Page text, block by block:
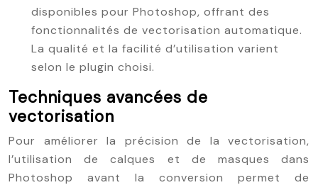
disponibles pour Photoshop, offrant des
fonctionnalités de vectorisation automatique.
La qualité et la facilité d’utilisation varient
selon le plugin choisi.
Techniques avancées de
vectorisation
Pour améliorer la précision de la vectorisation,
l’utilisation de calques et de masques dans
Photoshop avant la conversion permet de